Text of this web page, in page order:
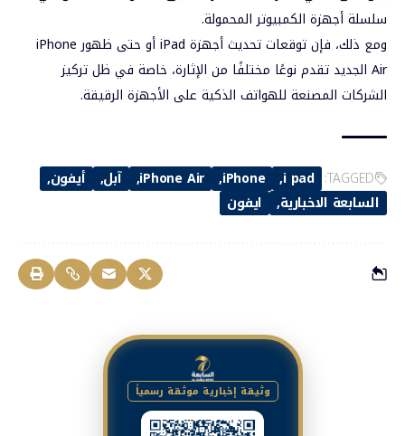
سلسلة أجهزة الكمبيوتر المحمولة.
ومع ذلك، فإن توقعات تحديث أجهزة iPad أو حتى ظهور iPhone
Air الجديد تقدم نوعًا مختلفًا من الإثارة، خاصة في ظل تركيز
الشركات المصنعة للهواتف الذكية على الأجهزة الرقيقة.
TAGGED:
i pad
iPhone
iPhone Air آبل
أيفون
السابعة الاخبارية
ايفون
وثيقة إخبارية موثقة رسمياً